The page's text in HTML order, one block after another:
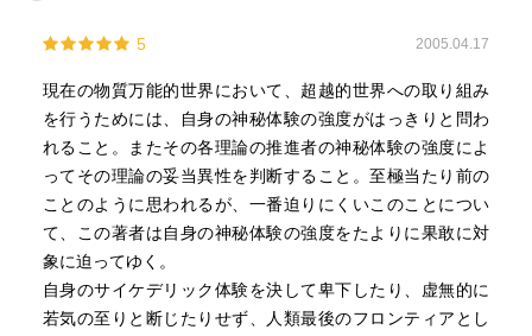
5 2005.04.17
現在の物質万能的世界において、超越的世界への取り組み
を行うためには、自身の神秘体験の強度がはっきりと問わ
れること。またその各理論の推進者の神秘体験の強度によ
ってその理論の妥当異性を判断すること。至極当たり前の
ことのように思われるが、一番迫りにくいこのことについ
て、この著者は自身の神秘体験の強度をたよりに果敢に対
象に迫ってゆく。
自身のサイケデリック体験を決して卑下したり、虚無的に
若気の至りと断じたりせず、人類最後のフロンティアとし